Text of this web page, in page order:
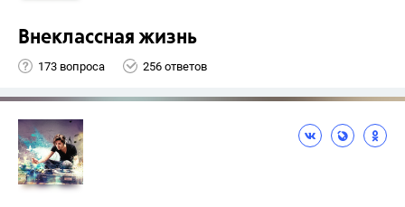
Внеклассная жизнь
173 вопроса 256 ответов